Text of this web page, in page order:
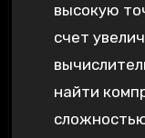
высокую
счет
найти